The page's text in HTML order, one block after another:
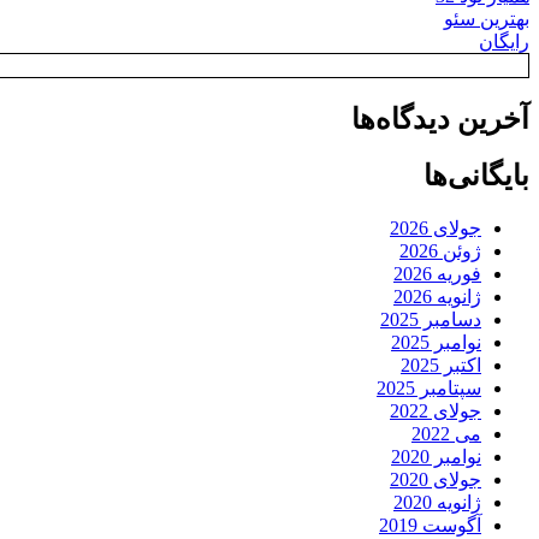
بهترین سئو
رایگان
آخرین دیدگاه‌ها
بایگانی‌ها
جولای 2026
ژوئن 2026
فوریه 2026
ژانویه 2026
دسامبر 2025
نوامبر 2025
اکتبر 2025
سپتامبر 2025
جولای 2022
می 2022
نوامبر 2020
جولای 2020
ژانویه 2020
آگوست 2019